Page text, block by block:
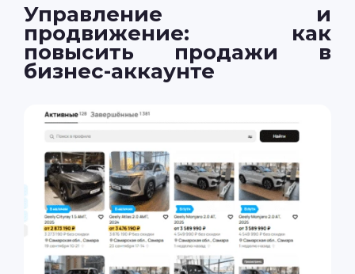
Управление и
продвижение: как
повысить продажи в
бизнес-аккаунте